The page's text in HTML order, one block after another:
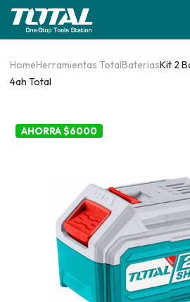
HomeHerramientas TotalBateriasKit 2
4ah Total
AHORRA $6000